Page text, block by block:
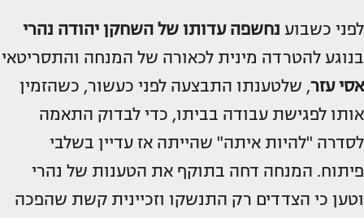
לפני כשבוע נחשפה עדותו של השחקן יהודה נהרי
בנוגע להטרדה מינית לכאורה של המנחה והתסריטאי
אסי עזר, שלטענתו התבצעה לפני כעשור, כשהזמין
אותו לפגישת עבודה בביתו, כדי לבדוק התאמה
לסדרה "להיות איתה" שהייתה אז עדיין בשלבי
פיתוח. המנחה דחה בתוקף את הטענות של נהרי
וטען כי הצדדים רק התנשקו וזכיינית קשת שהפכה